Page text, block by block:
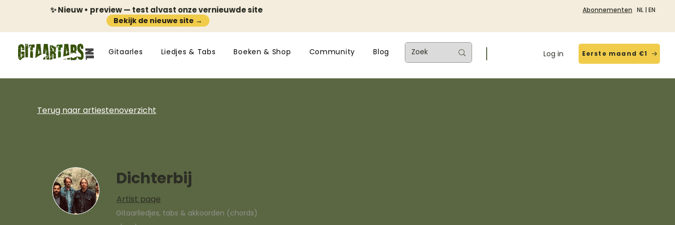
✨ Nieuw • preview — test alvast onze vernieuwde site
Bekijk de nieuwe site →
Abonnementen NL | EN
Gitaarles Liedjes & Tabs Boeken & Shop Community Blog Log in Eerste maand €1
Terug naar artiestenoverzicht
Dichterbij
Artist page
Gitaarliedjes, tabs & akkoorden (chords)